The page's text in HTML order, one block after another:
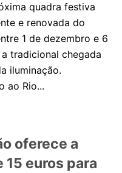
quadra festiva
e renovada do
1 de dezembro e 6
tradicional chegada
iluminação.
ao Rio...
oferece a
euros para